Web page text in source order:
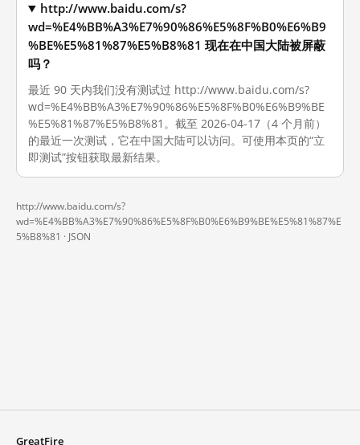
http://www.baidu.com/s?
wd=%E4%BB%A3%E7%90%86%E5%8F%B0%E6%B9
%BE%E5%81%87%E5%B8%81 现在在中国大陆被屏蔽
吗？
最近 90 天内我们没有测试过 http://www.baidu.com/s?
wd=%E4%BB%A3%E7%90%86%E5%8F%B0%E6%B9%BE
%E5%81%87%E5%B8%81。截至 2026-04-17（4 个月前）
的最近一次测试，它在中国大陆可以访问。可使用本页的“立
即测试”按钮获取最新结果。
http://www.baidu.com/s?
wd=%E4%BB%A3%E7%90%86%E5%8F%B0%E6%B9%BE%E5%81%87%E
5%B8%81 · JSON
GreatFire